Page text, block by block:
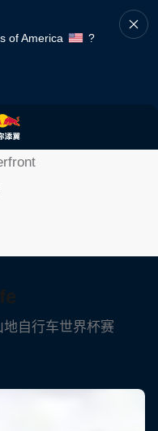
of America
?
FMX
自行车世界杯赛